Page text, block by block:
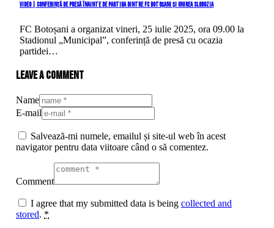
VIDEO | Conferință de presă înainte de partida dintre FC Botoșani și Unirea Slobozia
FC Botoșani a organizat vineri, 25 iulie 2025, ora 09.00 la
Stadionul „Municipal”, conferință de presă cu ocazia
partidei…
Leave a comment
Name
E-mail
Salvează-mi numele, emailul și site-ul web în acest
navigator pentru data viitoare când o să comentez.
Comment
I agree that my submitted data is being collected and
stored. *